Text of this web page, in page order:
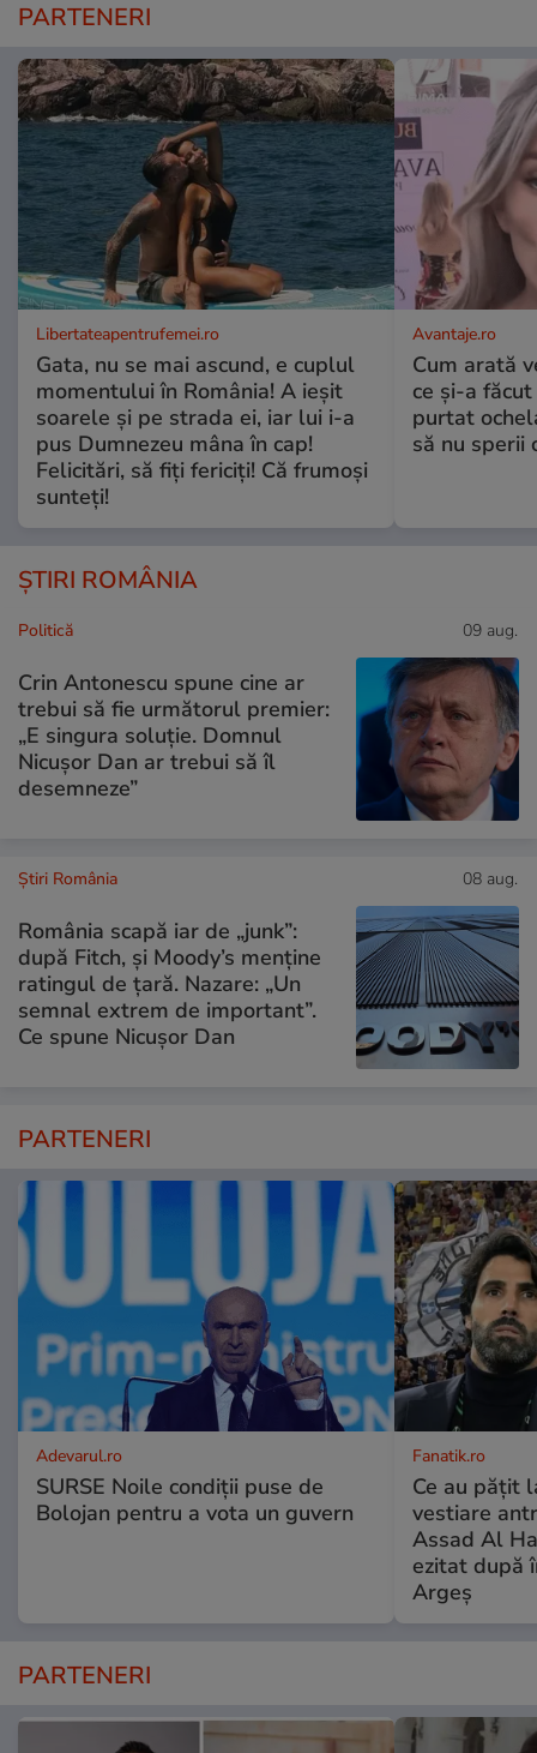
PARTENERI
Libertateapentrufemei.ro
Gata, nu se mai ascund, e cuplul
momentului în România! A ieșit
soarele și pe strada ei, iar lui i-a
pus Dumnezeu mâna în cap!
Felicitări, să fiți fericiți! Că frumoși
sunteți!
Avantaje.ro
Cum arată
ce și-a
purtat
să nu sperii
ȘTIRI ROMÂNIA
Politică 09 aug.
Crin Antonescu spune cine ar
trebui să fie următorul premier:
„E singura soluție. Domnul
Nicușor Dan ar trebui să îl
desemneze”
Știri România 08 aug.
România scapă iar de „junk”:
după Fitch, și Moody’s menține
ratingul de țară. Nazare: „Un
semnal extrem de important”.
Ce spune Nicușor Dan
PARTENERI
Adevarul.ro
SURSE Noile condiții puse de
Bolojan pentru a vota un guvern
Fanatik.ro
Ce au pățit
vestiare
Assad Al
ezitat după
Argeș
PARTENERI